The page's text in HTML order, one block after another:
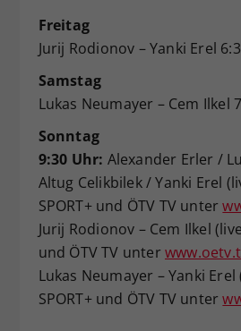
Freitag
Jurij Rodionov – Yanki Erel
Samstag
Lukas Neumayer – Cem Ilkel
Sonntag
9:30 Uhr: Alexander Erler /
Altug Celikbilek / Yanki Erel
SPORT+ und ÖTV TV unter
Jurij Rodionov – Cem Ilkel
und ÖTV TV unter
Lukas Neumayer – Yanki Erel
SPORT+ und ÖTV TV unter